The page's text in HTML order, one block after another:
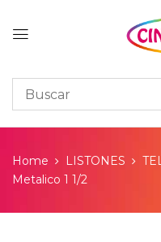
Home LISTONES
Metalico 1 1/2